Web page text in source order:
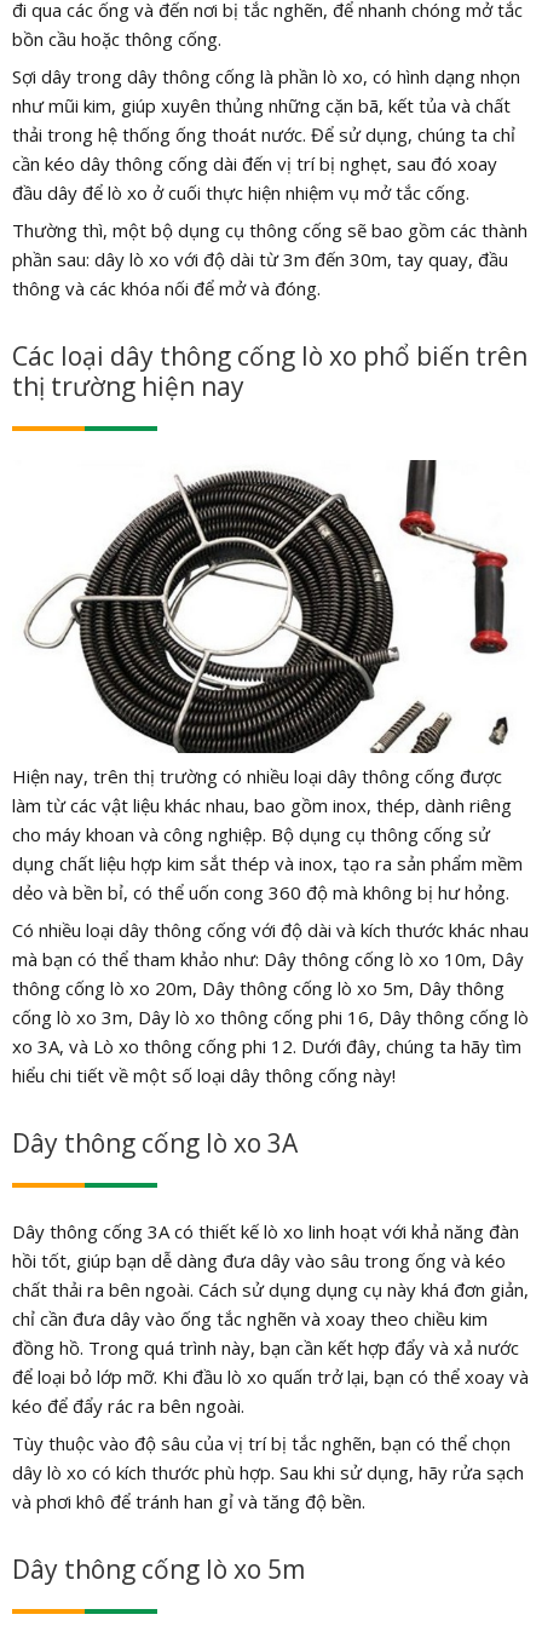
đi qua các ống và đến nơi bị tắc nghẽn, để nhanh chóng mở tắc
bồn cầu hoặc thông cống.
Sợi dây trong dây thông cống là phần lò xo, có hình dạng nhọn
như mũi kim, giúp xuyên thủng những cặn bã, kết tủa và chất
thải trong hệ thống ống thoát nước. Để sử dụng, chúng ta chỉ
cần kéo dây thông cống dài đến vị trí bị nghẹt, sau đó xoay
đầu dây để lò xo ở cuối thực hiện nhiệm vụ mở tắc cống.
Thường thì, một bộ dụng cụ thông cống sẽ bao gồm các thành
phần sau: dây lò xo với độ dài từ 3m đến 30m, tay quay, đầu
thông và các khóa nối để mở và đóng.
Các loại dây thông cống lò xo phổ biến trên
thị trường hiện nay
Hiện nay, trên thị trường có nhiều loại dây thông cống được
làm từ các vật liệu khác nhau, bao gồm inox, thép, dành riêng
cho máy khoan và công nghiệp. Bộ dụng cụ thông cống sử
dụng chất liệu hợp kim sắt thép và inox, tạo ra sản phẩm mềm
dẻo và bền bỉ, có thể uốn cong 360 độ mà không bị hư hỏng.
Có nhiều loại dây thông cống với độ dài và kích thước khác nhau
mà bạn có thể tham khảo như: Dây thông cống lò xo 10m, Dây
thông cống lò xo 20m, Dây thông cống lò xo 5m, Dây thông
cống lò xo 3m, Dây lò xo thông cống phi 16, Dây thông cống lò
xo 3A, và Lò xo thông cống phi 12. Dưới đây, chúng ta hãy tìm
hiểu chi tiết về một số loại dây thông cống này!
Dây thông cống lò xo 3A
Dây thông cống 3A có thiết kế lò xo linh hoạt với khả năng đàn
hồi tốt, giúp bạn dễ dàng đưa dây vào sâu trong ống và kéo
chất thải ra bên ngoài. Cách sử dụng dụng cụ này khá đơn giản,
chỉ cần đưa dây vào ống tắc nghẽn và xoay theo chiều kim
đồng hồ. Trong quá trình này, bạn cần kết hợp đẩy và xả nước
để loại bỏ lớp mỡ. Khi đầu lò xo quấn trở lại, bạn có thể xoay và
kéo để đẩy rác ra bên ngoài.
Tùy thuộc vào độ sâu của vị trí bị tắc nghẽn, bạn có thể chọn
dây lò xo có kích thước phù hợp. Sau khi sử dụng, hãy rửa sạch
và phơi khô để tránh han gỉ và tăng độ bền.
Dây thông cống lò xo 5m